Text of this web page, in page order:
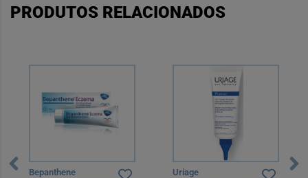
PRODUTOS RELACIONADOS
Bepanthene Uriage